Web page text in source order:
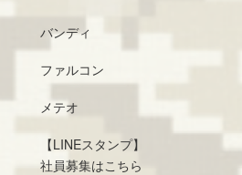
バンディ
ファルコン
メテオ
【LINEスタンプ】
社員募集はこちら